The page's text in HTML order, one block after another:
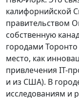
калифорнийской
правительством
собственную
городами
место, как
привлечения IT-
и из США). В
исследованиям и